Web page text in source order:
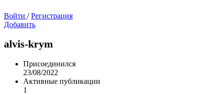
Войти / Регистрация
Добавить
alvis-krym
Присоединился
23/08/2022
Активные публикации
1